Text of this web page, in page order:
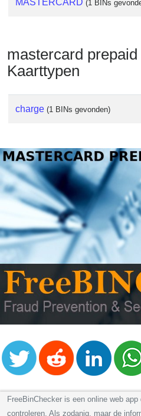
MASTERCARD (1 BINs
mastercard
Kaarttypen
charge (1 BINs gevonden)
FreeBinChecker is een online web
controleren. Als zodanig, maar de